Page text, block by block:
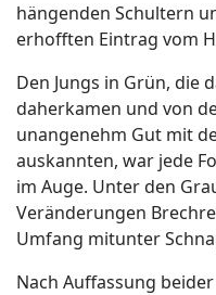
hängenden Schultern
erhofften Eintrag vom
Den Jungs in Grün, die
daherkamen und von
unangenehm Gut mit
auskannten, war jede
im Auge. Unter den
Veränderungen
Umfang mitunter
Nach Auffassung